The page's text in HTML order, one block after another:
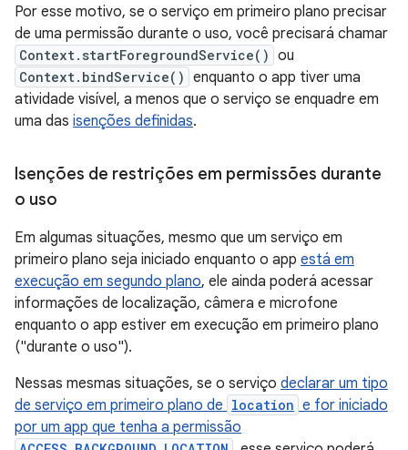
Por esse motivo, se o serviço em primeiro plano precisar
de uma permissão durante o uso, você precisará chamar
Context.startForegroundService() ou
Context.bindService() enquanto o app tiver uma
atividade visível, a menos que o serviço se enquadre em
uma das isenções definidas.
Isenções de restrições em permissões durante
o uso
Em algumas situações, mesmo que um serviço em
primeiro plano seja iniciado enquanto o app está em
execução em segundo plano, ele ainda poderá acessar
informações de localização, câmera e microfone
enquanto o app estiver em execução em primeiro plano
("durante o uso").
Nessas mesmas situações, se o serviço declarar um tipo
de serviço em primeiro plano de location e for iniciado
por um app que tenha a permissão